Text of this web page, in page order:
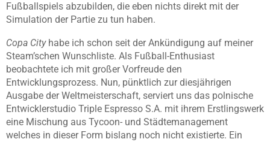
Fußballspiels abzubilden, die eben nichts direkt mit der
Simulation der Partie zu tun haben.
Copa Cityhabe ich schon seit der Ankündigung auf meiner
Steam’schen Wunschliste. Als Fußball-Enthusiast
beobachtete ich mit großer Vorfreude den
Entwicklungsprozess. Nun, pünktlich zur diesjährigen
Ausgabe der Weltmeisterschaft, serviert uns das polnische
Entwicklerstudio Triple Espresso S.A. mit ihrem Erstlingswerk
eine Mischung aus Tycoon- und Städtemanagement
welches in dieser Form bislang noch nicht existierte. Ein